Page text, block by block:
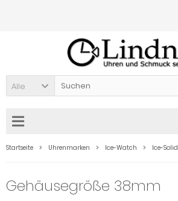
Alle
Startseite Uhrenmarken Ice-Watch Ice-Solid
Gehäusegröße 38mm